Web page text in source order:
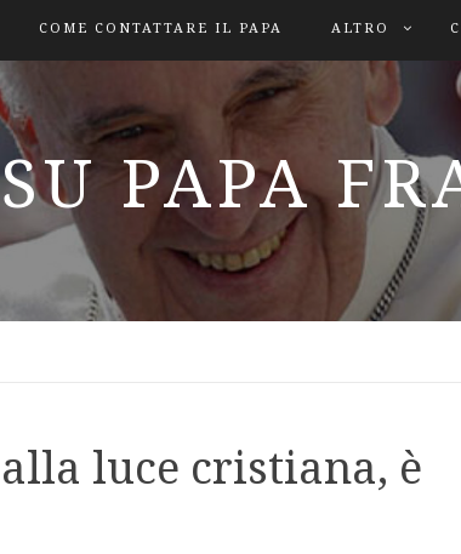
COME CONTATTARE IL PAPA ALTRO
PAPA
luce cristiana, è